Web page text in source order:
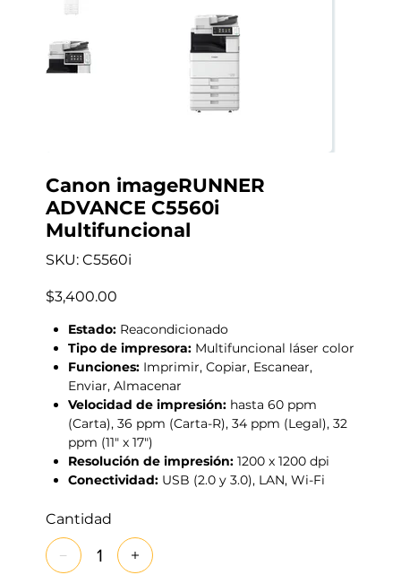
Canon imageRUNNER
ADVANCE C5560i
Multifuncional
SKU:
SKU
C5560i
C5560i
Precio
$3,400.00
Estado: Reacondicionado
Tipo de impresora: Multifuncional láser color
Funciones: Imprimir, Copiar, Escanear,
Enviar, Almacenar
Velocidad de impresión: hasta 60 ppm
(Carta), 36 ppm (Carta-R), 34 ppm (Legal), 32
ppm (11" x 17")
Resolución de impresión: 1200 x 1200 dpi
Conectividad: USB (2.0 y 3.0), LAN, Wi-Fi
Cantidad